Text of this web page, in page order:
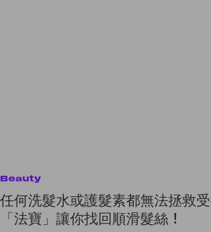
Beauty
任何洗髮水或護髮素都無法拯救
「法寶」讓你找回順滑髮絲！